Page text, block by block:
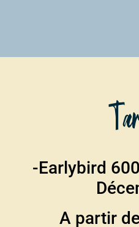
-Earlybird
A partir